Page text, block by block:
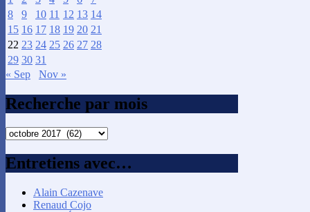
8
9 10 11 12 13 14
15 16 17 18 19 20 21
22 23 24 25 26 27 28
29 30 31
« Sep
Nov »
Recherche par mois
Recherche
mois
Entretiens avec…
Alain Cazenave
Renaud Cojo